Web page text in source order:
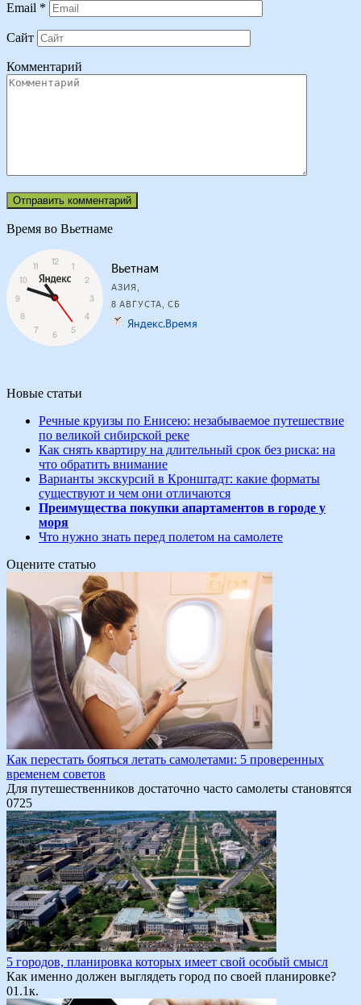
Email *
Сайт
Комментарий
Время во Вьетнаме
Новые статьи
Речные круизы по Енисею: незабываемое путешествие
по великой сибирской реке
Как снять квартиру на длительный срок без риска: на
что обратить внимание
Варианты экскурсий в Кронштадт: какие форматы
существуют и чем они отличаются
Преимущества покупки апартаментов в городе у
моря
Что нужно знать перед полетом на самолете
Оцените статью
Как перестать бояться летать самолетами: 5 проверенных
временем советов
Для путешественников достаточно часто самолеты становятся
0725
5 городов, планировка которых имеет свой особый смысл
Как именно должен выглядеть город по своей планировке?
01.1к.